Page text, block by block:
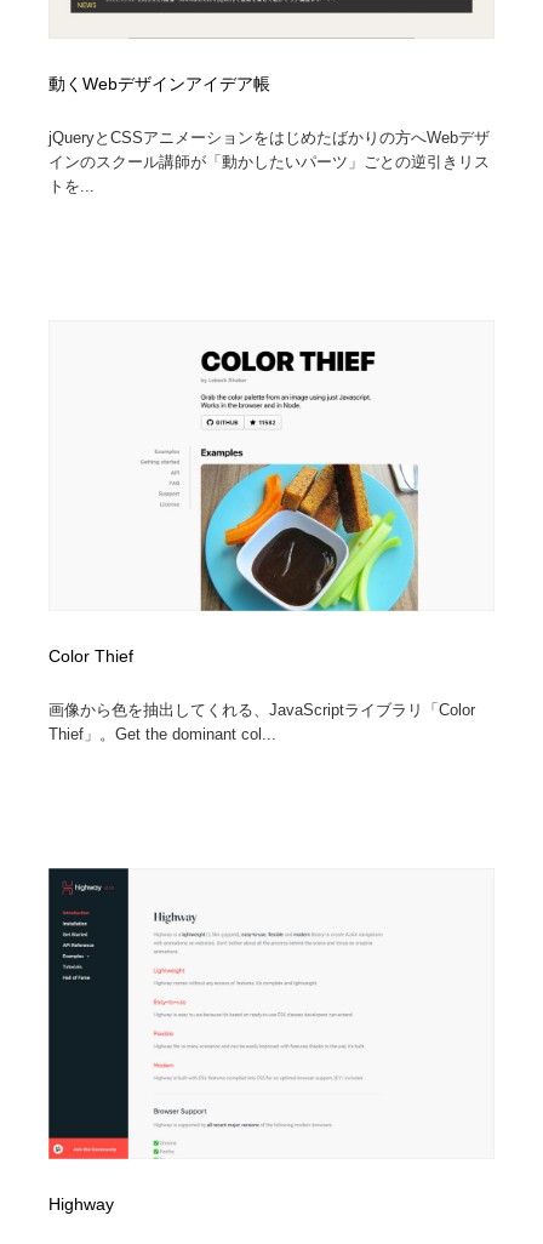
動くWebデザインアイデア帳
jQueryとCSSアニメーションをはじめたばかりの方へWebデザ
インのスクール講師が「動かしたいパーツ」ごとの逆引きリス
トを...
Color Thief
画像から色を抽出してくれる、JavaScriptライブラリ「Color
Thief」。Get the dominant col...
Highway